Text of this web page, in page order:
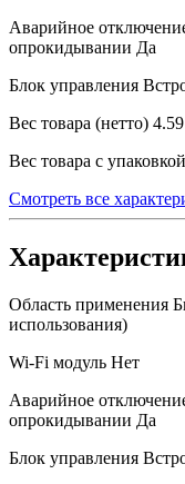
Аварийное
опрокидывании Да
Блок управления
Вес товара (нетто) 4.59
Вес товара с
Смотреть все
Область применения
использования)
Wi-Fi модуль Нет
Аварийное
опрокидывании Да
Блок управления